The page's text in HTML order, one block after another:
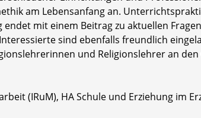
am Lebensanfang an.
mit einem Beitrag zu aktuellen
sind ebenfalls freundlich
und Religionslehrer an
(IRuM), HA Schule und Erziehung im